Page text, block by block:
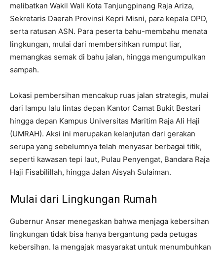
melibatkan Wakil Wali Kota Tanjungpinang Raja Ariza,
Sekretaris Daerah Provinsi Kepri Misni, para kepala OPD,
serta ratusan ASN. Para peserta bahu-membahu menata
lingkungan, mulai dari membersihkan rumput liar,
memangkas semak di bahu jalan, hingga mengumpulkan
sampah.
Lokasi pembersihan mencakup ruas jalan strategis, mulai
dari lampu lalu lintas depan Kantor Camat Bukit Bestari
hingga depan Kampus Universitas Maritim Raja Ali Haji
(UMRAH). Aksi ini merupakan kelanjutan dari gerakan
serupa yang sebelumnya telah menyasar berbagai titik,
seperti kawasan tepi laut, Pulau Penyengat, Bandara Raja
Haji Fisabilillah, hingga Jalan Aisyah Sulaiman.
Mulai dari Lingkungan Rumah
Gubernur Ansar menegaskan bahwa menjaga kebersihan
lingkungan tidak bisa hanya bergantung pada petugas
kebersihan. Ia mengajak masyarakat untuk menumbuhkan